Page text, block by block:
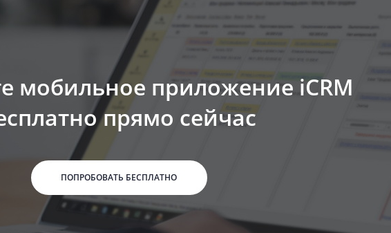
мобильное приложение iCRM
прямо сейчас
ПОПРОБОВАТЬ БЕСПЛАТНО